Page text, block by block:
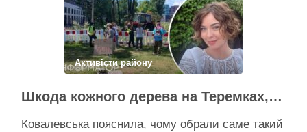
Активісти району
Шкода кожного дерева на Теремках, але тепло мають подати в 400 будинків – депутатка Київради
Ковалевська пояснила, чому обрали саме такий